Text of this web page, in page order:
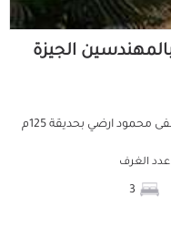
شقه للبيع بالمهندسين خلف مسجد مصطفى محمود ارضي بحديقة 125م
عدد الغرف